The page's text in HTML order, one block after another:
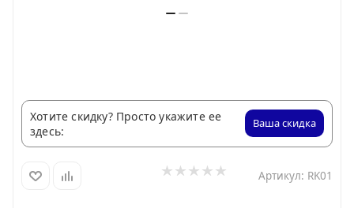
Хотите скидку? Просто укажите ее
здесь:
Ваша скидка
Артикул: RK01